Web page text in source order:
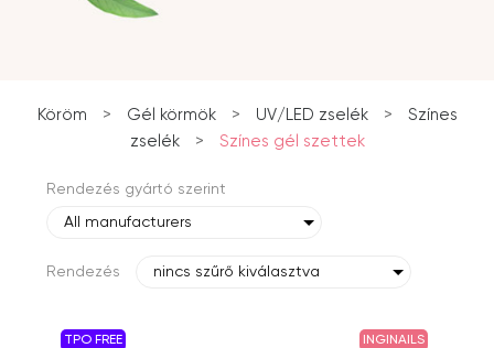
Köröm > Gél körmök > UV/LED zselék >
Színes
zselék
> Színes gél szettek
Rendezés gyártó szerint
All manufacturers
Rendezés nincs szűrő kiválasztva
TPO FREE INGINAILS